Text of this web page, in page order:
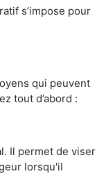
s’impose pour
qui peuvent
tout d’abord :
Il permet de viser
lorsqu'il